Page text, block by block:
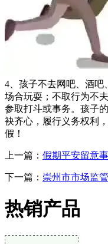
4、孩子不去网吧、酒吧
场合玩耍；不取行为不
参取打斗或事务。孩子
袂齐心，履行义务权利
假！
上一篇： 假期平安留意
下一篇： 崇州市市场监
热销产品